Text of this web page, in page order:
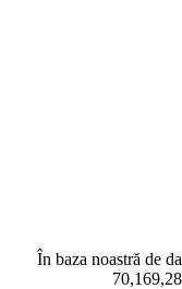
În baza noastră de